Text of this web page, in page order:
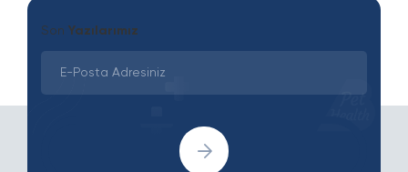
Son Yazılarımız